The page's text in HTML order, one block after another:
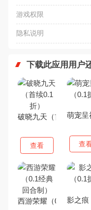
游戏权限
隐私说明
下载此应用用户
破晓九天（首续0.1折
查看
萌宠呈
查
西游荣耀（0.1经典回
影之痕